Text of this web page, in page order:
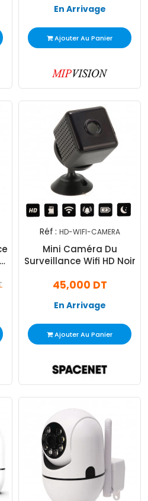
En Arrivage
Ajouter Au Panier
Réf : HD-WIFI-CAMERA
Mini Caméra Du
Surveillance Wifi HD Noir
45,000 DT
En Arrivage
Ajouter Au Panier